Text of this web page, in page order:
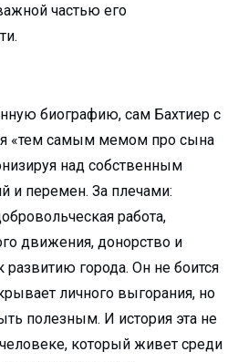
частью его
биографию, сам Бахтиер с
«тем самым мемом про сына
над собственным
и перемен. За плечами:
работа,
движения, донорство и
развитию города. Он не боится
личного выгорания, но
полезным. И история эта не
который живет среди